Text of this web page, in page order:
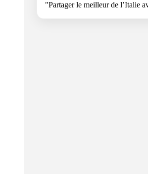
"Partager le meilleur de l’Italie